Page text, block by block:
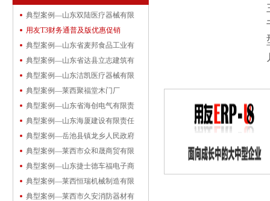
典型案例—山东双陆医疗器械有限
用友T3财务通普及版优惠促销
典型案例—山东省麦邦食品工业有
典型案例—山东省达县立志建筑有
典型案例—山东洁凯医疗器械有限
典型案例—莱西聚福堂木门厂
典型案例—山东省海创电气有限责
典型案例—山东海厦建设有限责任
典型案例—岳池县镇龙乡人民政府
典型案例—莱西市众和晟商贸有限
典型案例—山东捷士德车福电子商
典型案例—莱西恒瑞机械制造有限
典型案例—莱西市久安消防器材有